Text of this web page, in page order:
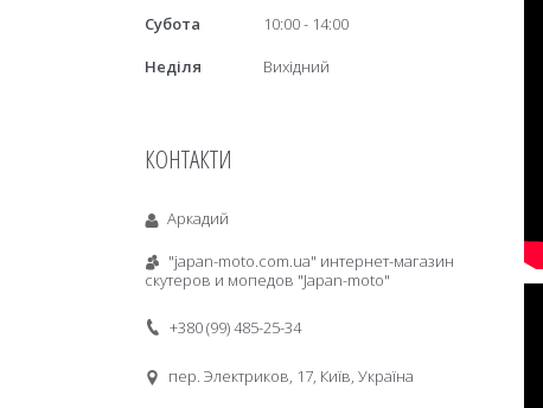
Субота
10:00
14:00
Неділя
Вихідний
КОНТАКТИ
Аркадий
"japan-moto.com.ua" интернет-магазин
скутеров и мопедов "Japan-moto"
+380 (99) 485-25-34
пер. Электриков, 17, Київ, Україна